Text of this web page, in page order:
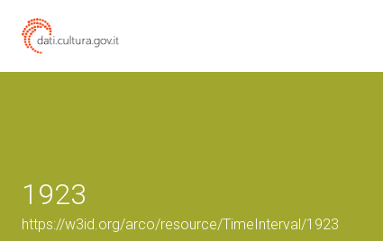
1923
https://w3id.org/arco/resource/TimeInterval/1923